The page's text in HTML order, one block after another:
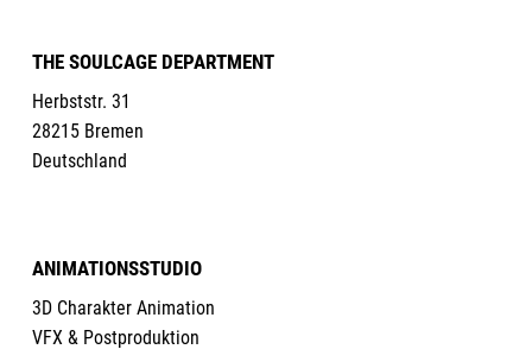
THE SOULCAGE DEPARTMENT
Herbststr. 31
28215 Bremen
Deutschland
ANIMATIONSSTUDIO
3D Charakter Animation
VFX & Postproduktion